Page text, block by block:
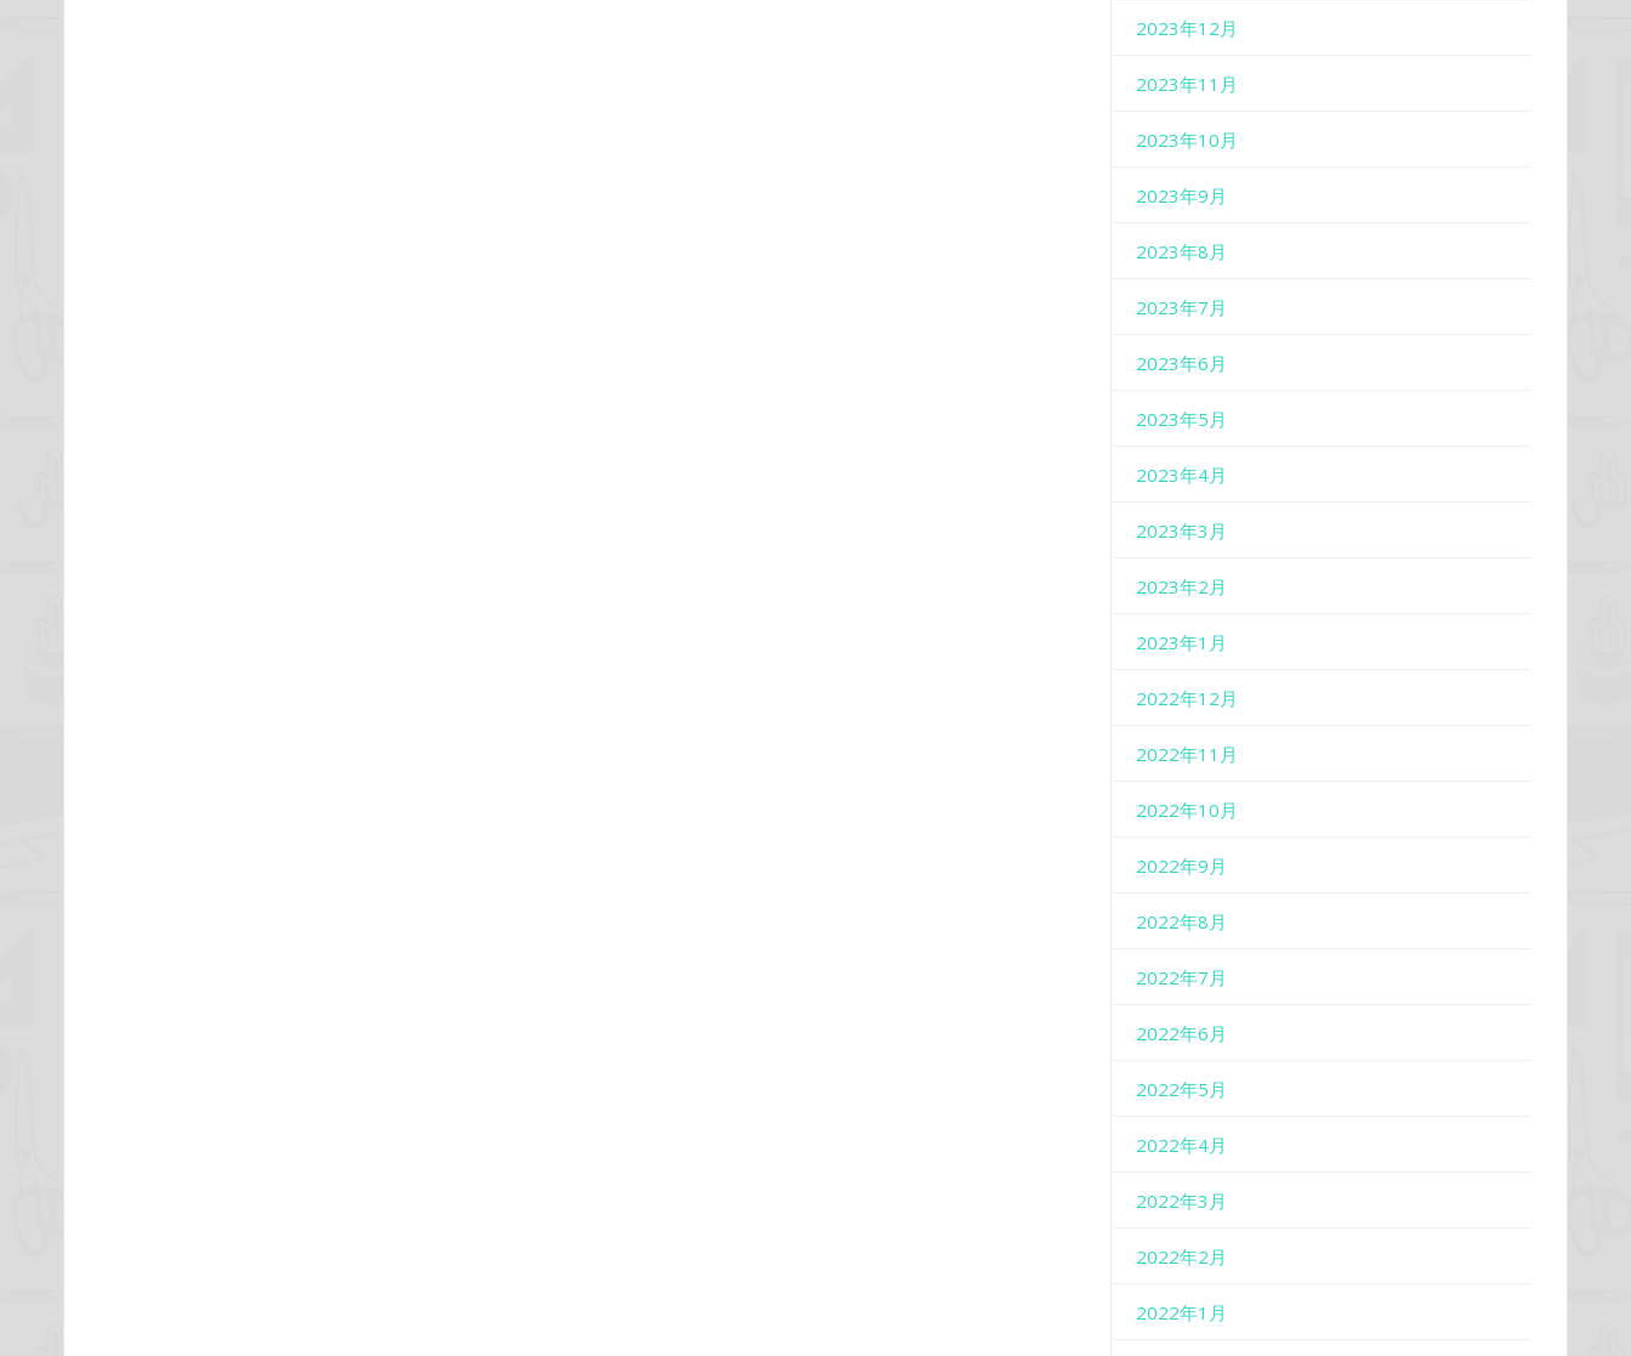
2023年12月
2023年11月
2023年10月
2023年9月
2023年8月
2023年7月
2023年6月
2023年5月
2023年4月
2023年3月
2023年2月
2023年1月
2022年12月
2022年11月
2022年10月
2022年9月
2022年8月
2022年7月
2022年6月
2022年5月
2022年4月
2022年3月
2022年2月
2022年1月